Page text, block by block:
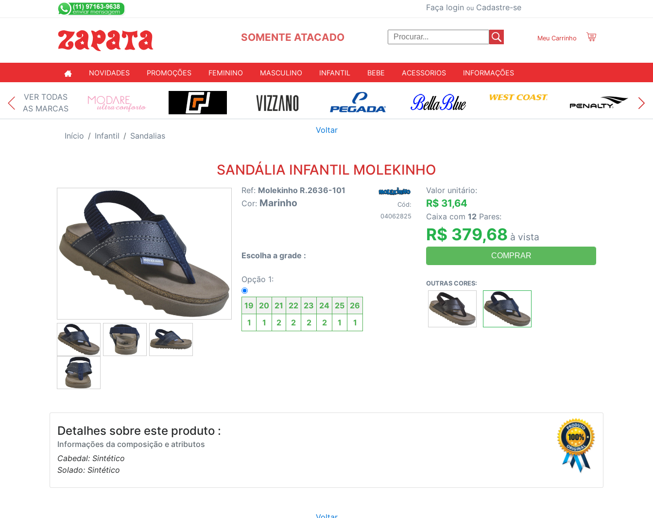
Faça login ou Cadastre-se
SOMENTE ATACADO Meu Carrinho
NOVIDADES PROMOÇÕES FEMININO MASCULINO INFANTIL BEBE ACESSORIOS INFORMAÇÕES
VER TODAS
AS MARCAS
Início Infantil Sandalias
Voltar
SANDÁLIA INFANTIL MOLEKINHO
Ref: Molekinho R.2636-101
Cor: Marinho
Cód:
04062825
Escolha a grade :
Opção 1:
19 20 21 22 23 24 25 26
1
1 2 2 2 2 1 1
Valor unitário:
R$ 31,64
Caixa com 12 Pares:
R$ 379,68 à vista
OUTRAS CORES:
Detalhes sobre este produto :
Informações da composição e atributos
Cabedal: Sintético
Solado: Sintético